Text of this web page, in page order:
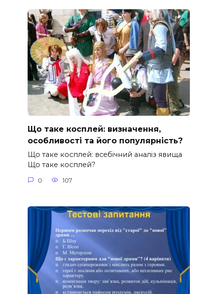
Що таке косплей: визначення,
особливості та його популярність?
Що таке косплей: всебічний аналіз явища
Що таке косплей?
0 107